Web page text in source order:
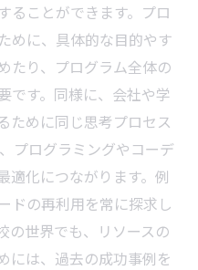
ることができます。プロ
めに、具体的な目的やす
たり、プログラム全体の
です。同様に、会社や学
ために同じ思考プロセス
プログラミングやコーデ
適化につながります。例
ドの再利用を常に探求し
の世界でも、リソースの
には、過去の成功事例を